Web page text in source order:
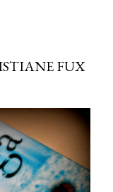
FUX